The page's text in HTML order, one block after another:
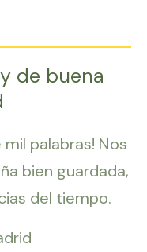
de buena
mil palabras! Nos
bien guardada,
del tiempo.